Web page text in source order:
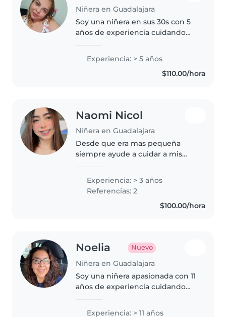
Niñera en Guadalajara
Soy una niñera en sus 30s con 5
años de experiencia cuidando
cuentos, hacer manualidades y
jugar con ellos. También puedo
Experiencia: > 5 años
$110.00/hora
Naomi Nicol
Niñera en Guadalajara
Desde que era mas pequeña
siempre ayude a cuidar a mis
actualmente ahora que son
niños de primaria y algunos
Experiencia: > 3 años
Referencias: 2
$100.00/hora
Noelia Nuevo
Niñera en Guadalajara
Soy una niñera apasionada con 11
años de experiencia cuidando
edad escolar. Creativa y paciente,
Experiencia: > 11 años